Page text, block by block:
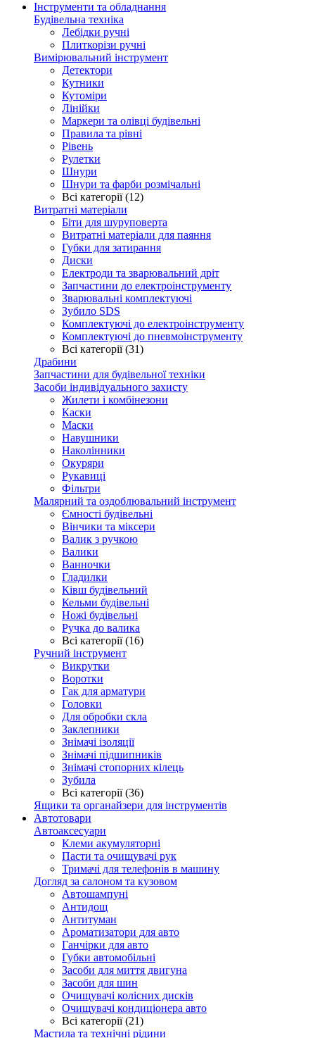
Інструменти та обладнання
Будівельна техніка
Лебідки ручні
Плиткорізи ручні
Вимірювальний інструмент
Детектори
Кутники
Кутоміри
Лінійки
Маркери та олівці будівельні
Правила та рівні
Рівень
Рулетки
Шнури
Шнури та фарби розмічальні
Всі категорії (12)
Витратні матеріали
Біти для шуруповерта
Витратні матеріали для паяння
Губки для затирання
Диски
Електроди та зварювальний дріт
Запчастини до електроінструменту
Зварювальні комплектуючі
Зубило SDS
Комплектуючі до електроінструменту
Комплектуючі до пневмоінструменту
Всі категорії (31)
Драбини
Запчастини для будівельної техніки
Засоби індивідуального захисту
Жилети і комбінезони
Каски
Маски
Навушники
Наколінники
Окуряри
Рукавиці
Фільтри
Малярний та оздоблювальний інструмент
Ємності будівельні
Вінчики та міксери
Валик з ручкою
Валики
Ванночки
Гладилки
Ківш будівельний
Кельми будівельні
Ножі будівельні
Ручка до валика
Всі категорії (16)
Ручний інструмент
Викрутки
Воротки
Гак для арматури
Головки
Для обробки скла
Заклепники
Знімачі ізоляції
Знімачі підшипників
Знімачі стопорних кілець
Зубила
Всі категорії (36)
Ящики та органайзери для інструментів
Автотовари
Автоаксесуари
Клеми акумуляторні
Пасти та очищувачі рук
Тримачі для телефонів в машину
Догляд за салоном та кузовом
Автошампуні
Антидощ
Антитуман
Ароматизатори для авто
Ганчірки для авто
Губки автомобільні
Засоби для миття двигуна
Засоби для шин
Очищувачі колісних дисків
Очищувачі кондиціонера авто
Всі категорії (21)
Мастила та технічні рідини